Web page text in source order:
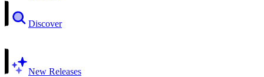
Discover
New Releases